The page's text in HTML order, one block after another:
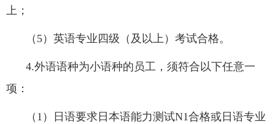
上；
（ 5）英语专业四级（及以上）考试合格。
4.外语语种为小语种的员工，须符合以下任意一
项：
（ 1 ）日语要求日本语能力测试N1合格或日语专业